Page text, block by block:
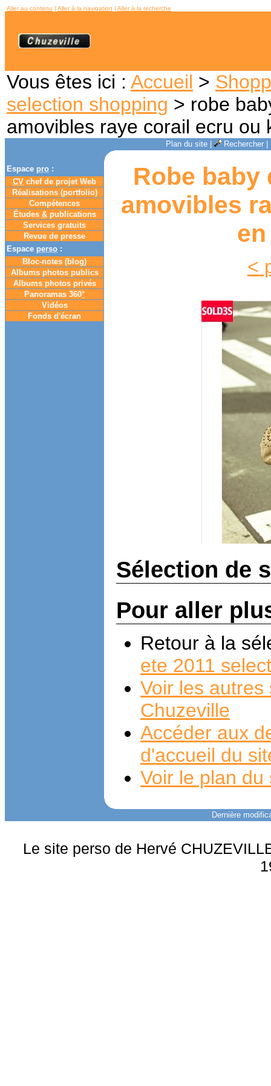
Aller au contenu | Aller à la navigation | Aller à la recherche
Vous êtes ici : Accueil >
selection shopping > robe
amovibles raye corail ecru
Plan du site| Rechercher|
Espace pro :
CV chef de projet Web
Réalisations (portfolio)
Compétences
Études &publications
Services gratuits
Revue de presse
Espace perso :
Bloc-notes (blog)
Albums photos publics
Albums photos privés
Panoramas 360°
Vidéos
Fonds d'écran
Robe
amovibles
<
Sélection de
Pour aller
Retour à la
ete 2011
Voir les
Chuzeville
Accéder aux
d'accueil du
Voir le plan du
Dernière
Le site perso de Hervé